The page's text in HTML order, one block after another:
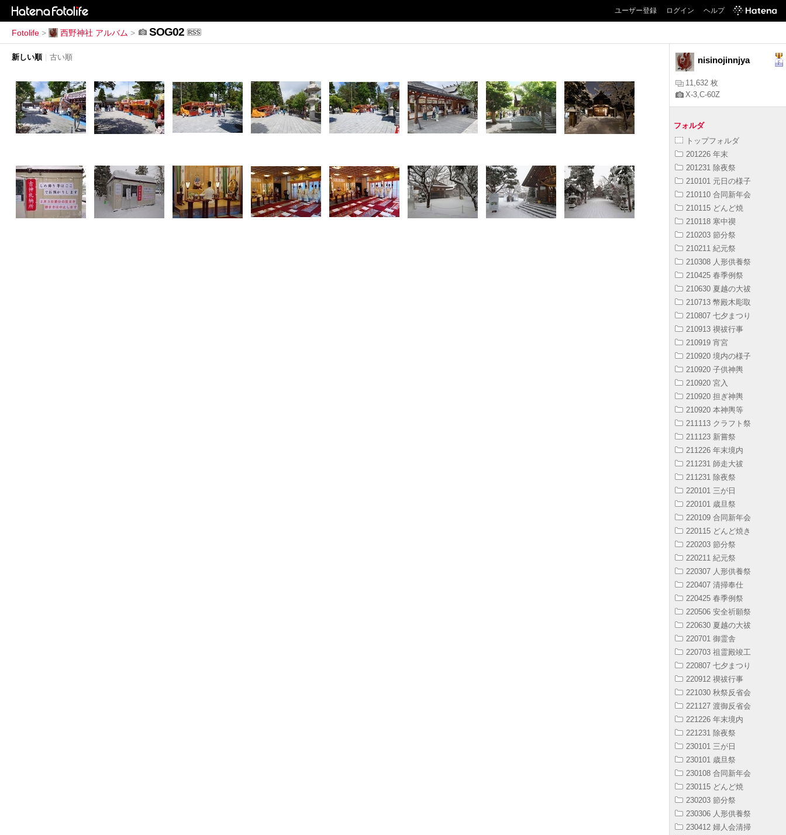
ユーザー登録 ログイン ヘルプ
Fotolife > 西野神社 アルバム > SOG02
新しい順 | 古い順 nisinojinnjya
11,632 枚
X-3,C-60Z
フォルダ
トップフォルダ
201226 年末
201231 除夜祭
210101 元日の様子
210110 合同新年会
210115 どんど焼
210118 寒中禊
210203 節分祭
210211 紀元祭
210308 人形供養祭
210425 春季例祭
210630 夏越の大祓
210713 幣殿木彫取
210807 七夕まつり
210913 禊祓行事
210919 宵宮
210920 境内の様子
210920 子供神輿
210920 宮入
210920 担ぎ神輿
210920 本神輿等
211113 クラフト祭
211123 新嘗祭
211226 年末境内
211231 師走大祓
211231 除夜祭
220101 三が日
220101 歳旦祭
220109 合同新年会
220115 どんど焼き
220203 節分祭
220211 紀元祭
220307 人形供養祭
220407 清掃奉仕
220425 春季例祭
220506 安全祈願祭
220630 夏越の大祓
220701 御霊舎
220703 祖霊殿竣工
220807 七夕まつり
220912 禊祓行事
221030 秋祭反省会
221127 渡御反省会
221226 年末境内
221231 除夜祭
230101 三が日
230101 歳旦祭
230108 合同新年会
230115 どんど焼
230203 節分祭
230306 人形供養祭
230412 婦人会清掃